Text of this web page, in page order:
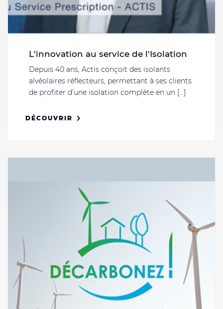
L'innovation au service de l'Isolation
Depuis 40 ans, Actis conçoit des isolants
alvéolaires réflecteurs, permettant à ses clients
de profiter d’une isolation complète en un [...]
DÉCOUVRIR